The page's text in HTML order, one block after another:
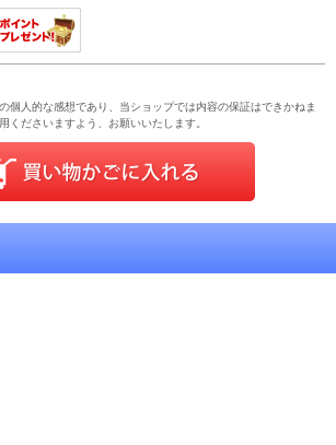
個人的な感想であり、当ショップでは内容の保証はできかねま
くださいますよう、お願いいたします。